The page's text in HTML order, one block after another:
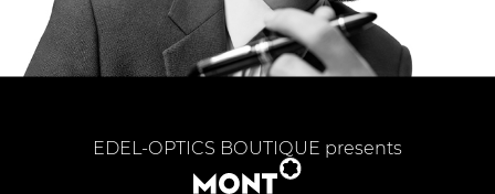
EDEL-OPTICS BOUTIQUE presents